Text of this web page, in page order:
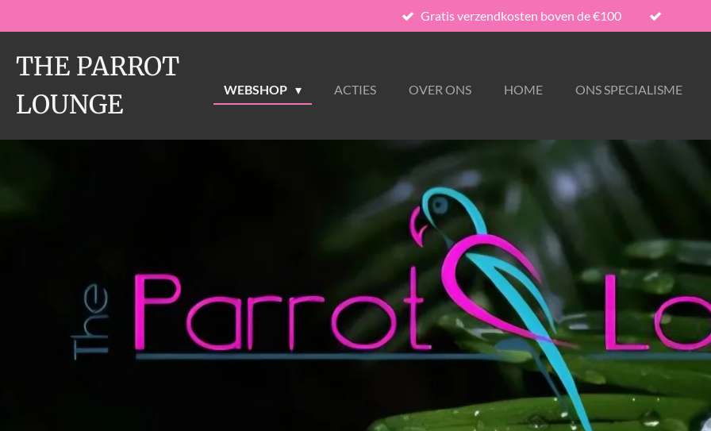
direct
naar
de
hoofdinhoud
Gratis verzendkosten boven de €100
THE PARROT
LOUNGE
WEBSHOP ACTIES OVER ONS HOME ONS SPECIALISME